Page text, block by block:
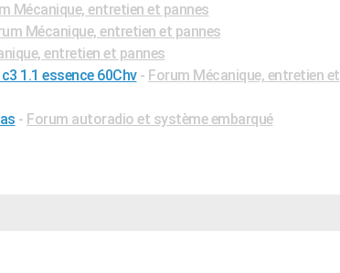
Mécanique, entretien et pannes
Mécanique, entretien et pannes
entretien et pannes
1.1 essence 60Chv - Forum Mécanique, entretien et
- Forum autoradio et système embarqué